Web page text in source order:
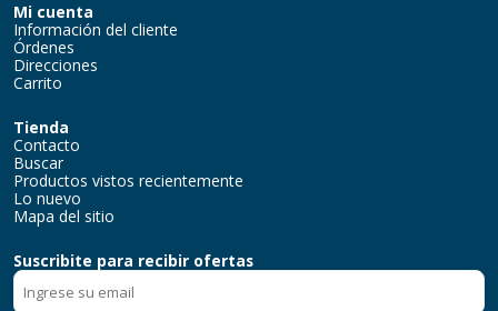
Mi cuenta
Información del cliente
Órdenes
Direcciones
Carrito
Tienda
Contacto
Buscar
Productos vistos recientemente
Lo nuevo
Mapa del sitio
Suscribite para recibir ofertas